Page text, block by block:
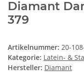
Diamant
379
Artikelnummer: 20-
Kategorie: Latein- &
Hersteller: Diamant